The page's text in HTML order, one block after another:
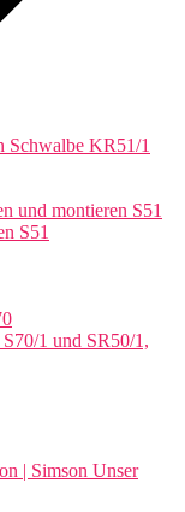
Schwalbe KR51/1
und montieren S51
S51
1 und SR50/1,
| Simson Unser